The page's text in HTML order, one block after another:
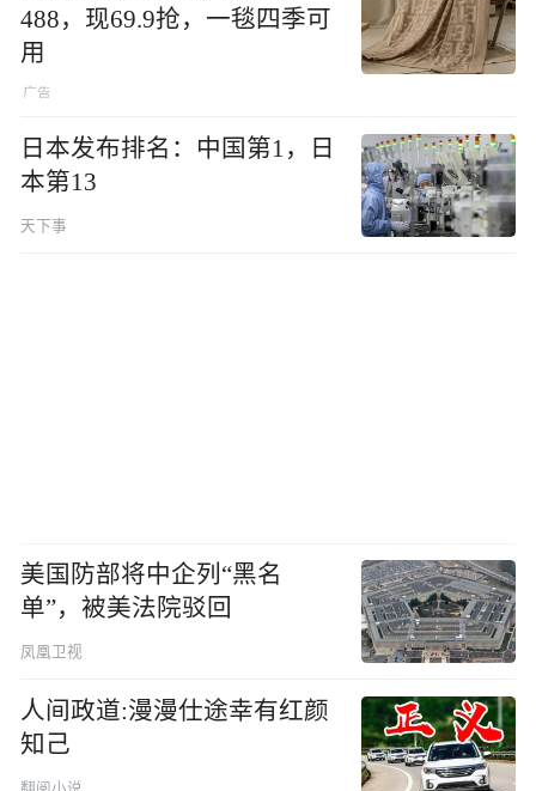
488，现69.9抢，一毯四季可
用
日本发布排名：中国第1，日
本第13
天下事
美国防部将中企列“黑名
单”，被美法院驳回
凤凰卫视
人间政道:漫漫仕途幸有红颜
知己